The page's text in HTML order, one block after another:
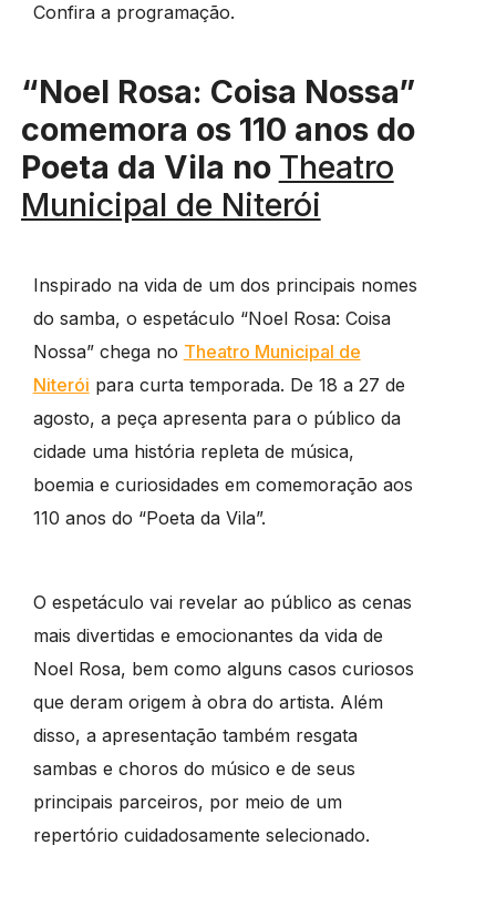
Confira a programação.
“Noel Rosa: Coisa Nossa”
comemora os 110 anos do
Poeta da Vila no Theatro
Municipal de Niterói
Inspirado na vida de um dos principais nomes
do samba, o espetáculo “Noel Rosa: Coisa
Nossa” chega no Theatro Municipal de
Niterói para curta temporada. De 18 a 27 de
agosto, a peça apresenta para o público da
cidade uma história repleta de música,
boemia e curiosidades em comemoração aos
110 anos do “Poeta da Vila”.
O espetáculo vai revelar ao público as cenas
mais divertidas e emocionantes da vida de
Noel Rosa, bem como alguns casos curiosos
que deram origem à obra do artista. Além
disso, a apresentação também resgata
sambas e choros do músico e de seus
principais parceiros, por meio de um
repertório cuidadosamente selecionado.